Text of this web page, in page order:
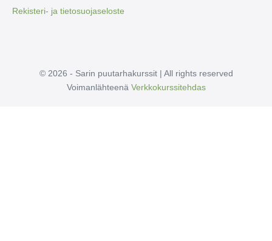
Rekisteri- ja tietosuojaseloste
© 2026 - Sarin puutarhakurssit | All rights reserved
Voimanlähteenä Verkkokurssitehdas